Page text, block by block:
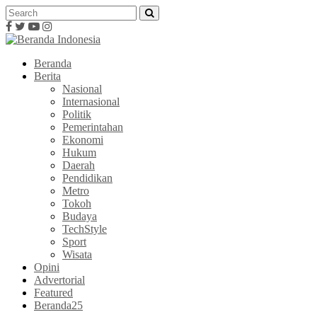
Beranda
Berita
Nasional
Internasional
Politik
Pemerintahan
Ekonomi
Hukum
Daerah
Pendidikan
Metro
Tokoh
Budaya
TechStyle
Sport
Wisata
Opini
Advertorial
Featured
Beranda25